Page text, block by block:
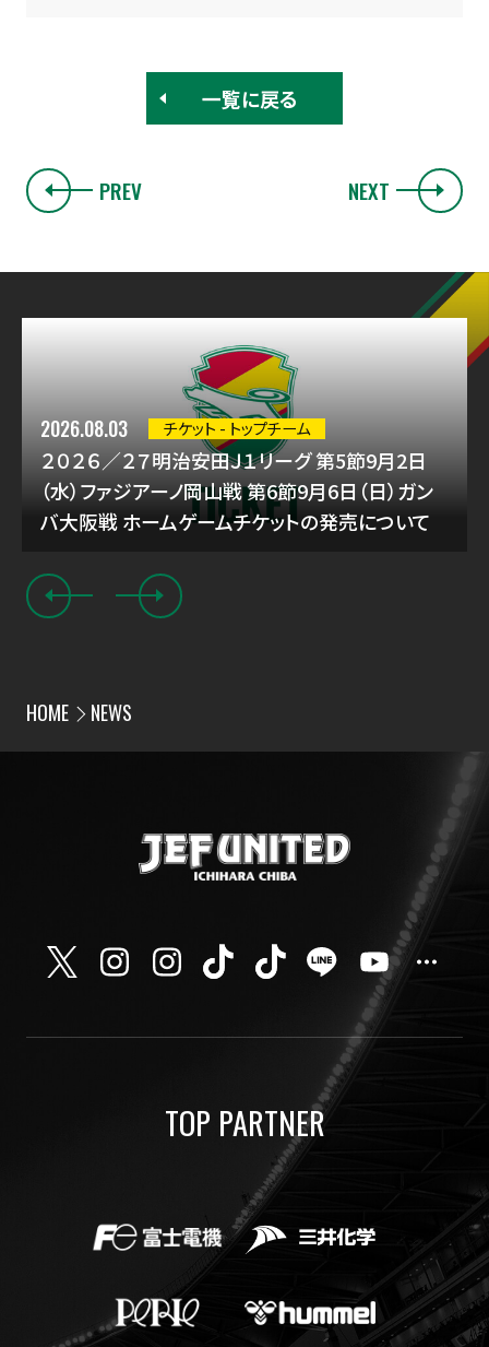
一覧に戻る
PREV NEXT
2026.08.03 チケット - トップチーム
２０２６／２７明治安田Ｊ１リーグ 第5節9月2日
（水）ファジアーノ岡山戦 第6節9月6日（日）ガン
バ大阪戦 ホームゲームチケットの発売について
HOME NEWS
TOP PARTNER